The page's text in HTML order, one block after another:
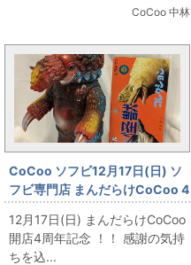
CoCoo 中林
CoCoo ソフビ12月17日(日) ソ
フビ専門店 まんだらけCoCoo 4
周年記念 「ベアモデル オール怪
獣コレクション バクタリ」
12月17日(日) まんだらけCoCoo
開店4周年記念 ！！ 感謝の気持
ちを込...